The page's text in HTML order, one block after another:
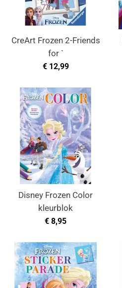
CreArt Frozen 2-Friends
for `
Normale
€ 12,99
Disney Frozen Color
kleurblok
Normale
€ 8,95